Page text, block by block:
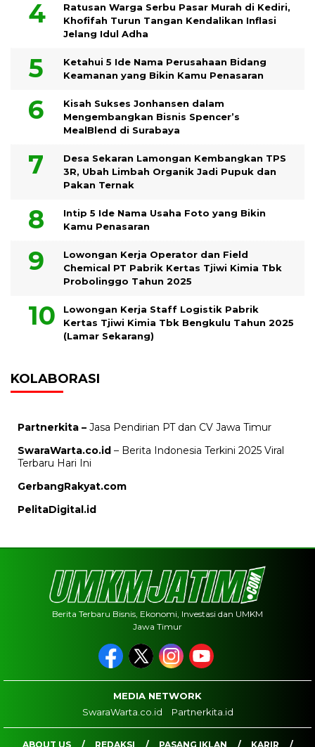
Ratusan Warga Serbu Pasar Murah di Kediri,
Khofifah Turun Tangan Kendalikan Inflasi
Jelang Idul Adha
Ketahui 5 Ide Nama Perusahaan Bidang
Keamanan yang Bikin Kamu Penasaran
Kisah Sukses Jonhansen dalam
Mengembangkan Bisnis Spencer’s
MealBlend di Surabaya
Desa Sekaran Lamongan Kembangkan TPS
3R, Ubah Limbah Organik Jadi Pupuk dan
Pakan Ternak
Intip 5 Ide Nama Usaha Foto yang Bikin
Kamu Penasaran
Lowongan Kerja Operator dan Field
Chemical PT Pabrik Kertas Tjiwi Kimia Tbk
Probolinggo Tahun 2025
Lowongan Kerja Staff Logistik Pabrik
Kertas Tjiwi Kimia Tbk Bengkulu Tahun 2025
(Lamar Sekarang)
KOLABORASI
Partnerkita – Jasa Pendirian PT dan CV Jawa Timur
SwaraWarta.co.id – Berita Indonesia Terkini 2025 Viral
Terbaru Hari Ini
GerbangRakyat.com
PelitaDigital.id
Berita Terbaru Bisnis, Ekonomi, Investasi dan UMKM
Jawa Timur
MEDIA NETWORK
SwaraWarta.co.id
Partnerkita.id
ABOUT US REDAKSI PASANG IKLAN KARIR